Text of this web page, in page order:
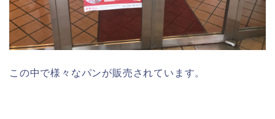
この中で様々なパンが販売されています。